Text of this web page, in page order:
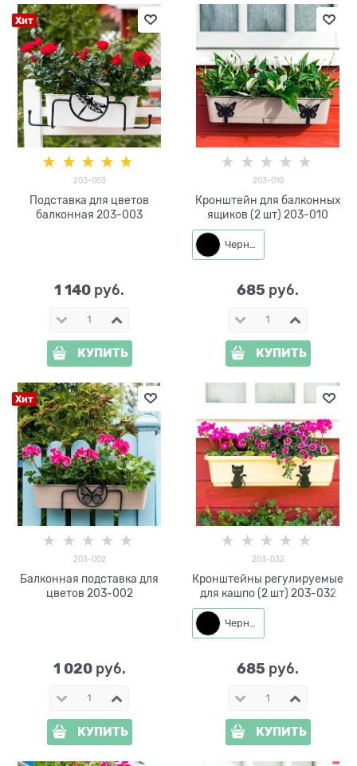
Хит
203-003
Подставка для цветов
балконная 203-003
1 140 руб.
КУПИТЬ
203-010
Кронштейн для балконных
ящиков (2 шт) 203-010
Черный
685 руб.
КУПИТЬ
Хит
203-002
Балконная подставка для
цветов 203-002
1 020 руб.
КУПИТЬ
203-032
Кронштейны регулируемые
для кашпо (2 шт) 203-032
Черный
685 руб.
КУПИТЬ